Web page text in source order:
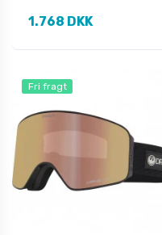
1.768 DKK
Fri fragt